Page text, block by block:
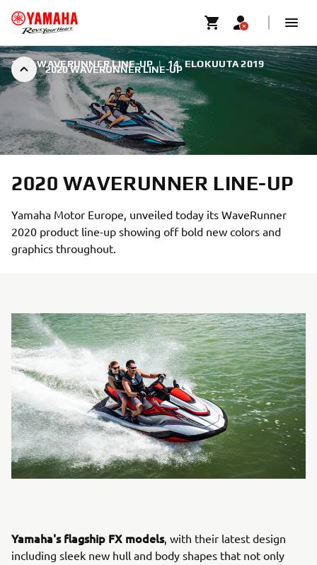
2020 WAVERUNNER LINE-UP
2020 WAVERUNNER LINE-UP | 14. ELOKUUTA 2019
2020 WAVERUNNER LINE-UP
Yamaha Motor Europe, unveiled today its WaveRunner
2020 product line-up showing off bold new colors and
graphics throughout.
Yamaha's flagship FX models, with their latest design
including sleek new hull and body shapes that not only